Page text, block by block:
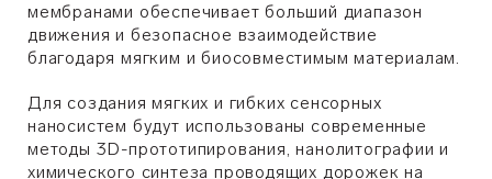
мембранами обеспечивает больший диапазон
движения и безопасное взаимодействие
благодаря мягким и биосовместимым материалам.
Для создания мягких и гибких сенсорных
наносистем будут использованы современные
методы 3D-прототипирования, нанолитографии и
химического синтеза проводящих дорожек на